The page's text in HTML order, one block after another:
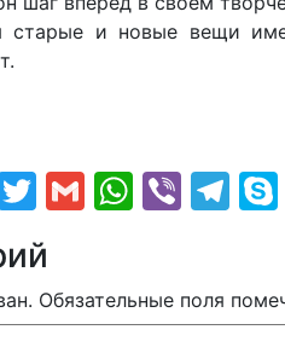
и новые вещи
Twitter
Gmail Viber
Обязательные поля